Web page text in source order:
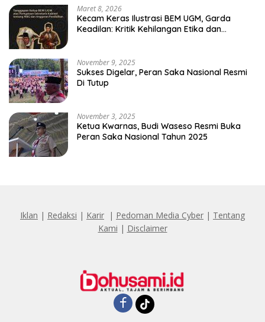
Maret 8, 2026
Kecam Keras Ilustrasi BEM UGM, Garda
Keadilan: Kritik Kehilangan Etika dan
November 9, 2025
Sukses Digelar, Peran Saka Nasional Resmi
Di Tutup
November 3, 2025
Ketua Kwarnas, Budi Waseso Resmi Buka
Peran Saka Nasional Tahun 2025
Iklan | Redaksi | Karir | Pedoman Media Cyber | Tentang
Kami | Disclaimer